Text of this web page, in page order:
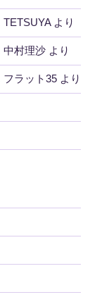
TETSUYAより
中村理沙 より
フラット35 より